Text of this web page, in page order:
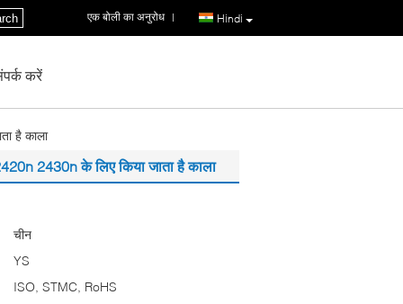
Hindi
एक बोली का अनुरोध |
करें
है काला
2430n के लिए किया जाता है काला
चीन
YS
ISO, STMC, RoHS